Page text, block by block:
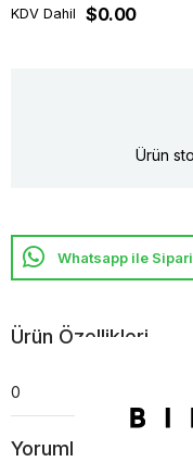
KDV Dahil $0.00
Ürün
Whatsapp ile
Ürün Özellikleri
0
Yorumlar